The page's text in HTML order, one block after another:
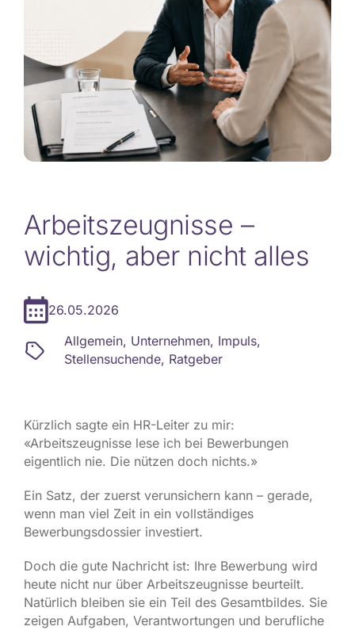
Arbeitszeugnisse –
wichtig, aber nicht alles
26.05.2026
Allgemein, Unternehmen, Impuls,
Stellensuchende, Ratgeber
Kürzlich sagte ein HR-Leiter zu mir:
«Arbeitszeugnisse lese ich bei Bewerbungen
eigentlich nie. Die nützen doch nichts.»
Ein Satz, der zuerst verunsichern kann – gerade,
wenn man viel Zeit in ein vollständiges
Bewerbungsdossier investiert.
Doch die gute Nachricht ist: Ihre Bewerbung wird
heute nicht nur über Arbeitszeugnisse beurteilt.
Natürlich bleiben sie ein Teil des Gesamtbildes. Sie
zeigen Aufgaben, Verantwortungen und berufliche